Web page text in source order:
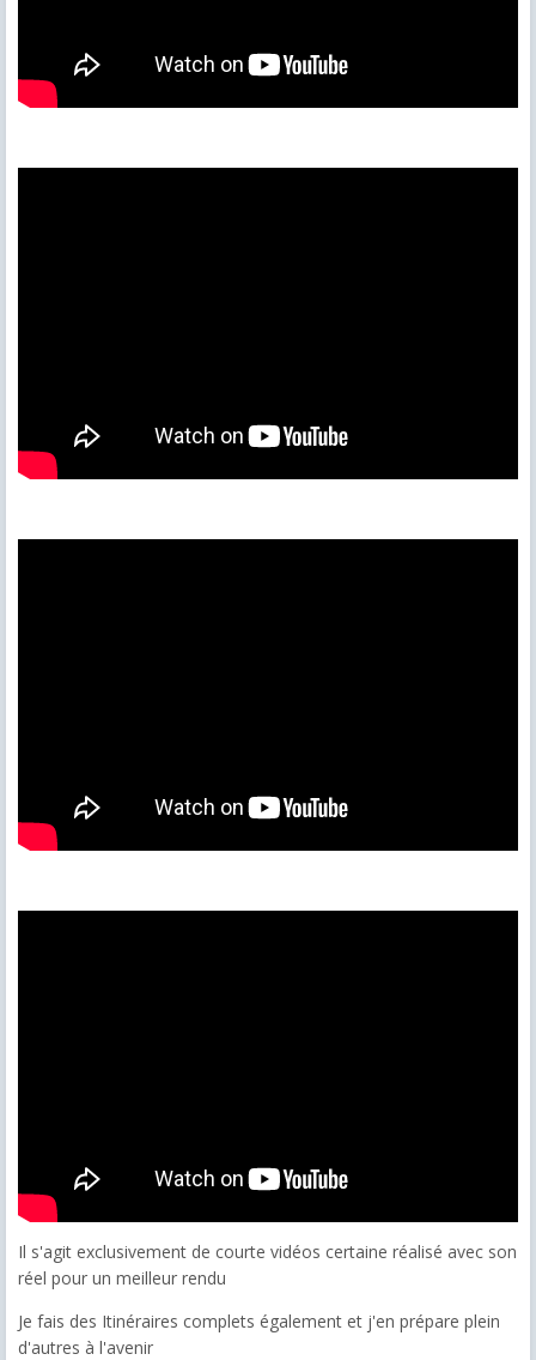
Il s'agit exclusivement de courte vidéos certaine réalisé avec son
réel pour un meilleur rendu
Je fais des Itinéraires complets également et j'en prépare plein
d'autres à l'avenir